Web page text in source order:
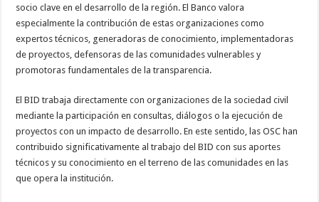
socio clave en el desarrollo de la región. El Banco valora
especialmente la contribución de estas organizaciones como
expertos técnicos, generadoras de conocimiento, implementadoras
de proyectos, defensoras de las comunidades vulnerables y
promotoras fundamentales de la transparencia.
El BID trabaja directamente con organizaciones de la sociedad civil
mediante la participación en consultas, diálogos o la ejecución de
proyectos con un impacto de desarrollo. En este sentido, las OSC han
contribuido significativamente al trabajo del BID con sus aportes
técnicos y su conocimiento en el terreno de las comunidades en las
que opera la institución.